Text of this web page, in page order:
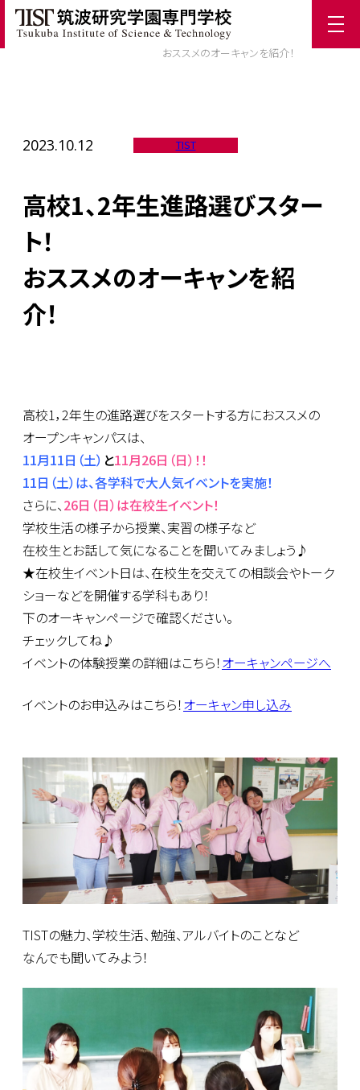
ホーム / TIST News / 高校1、2年生進路選びスタート！
おススメのオーキャンを紹介！
2023.10.12 TIST
高校1、2年生進路選びスター
ト！
おススメのオーキャンを紹
介！
高校1，2年生の進路選びをスタートする方におススメの
オープンキャンパスは、
11月11日（土） と11月26日（日）！！
11日（土）は、各学科で大人気イベントを実施！
さらに、26日（日）は在校生イベント！
学校生活の様子から授業、実習の様子など
在校生とお話して気になることを聞いてみましょう♪
★在校生イベント日は、在校生を交えての相談会やトーク
ショーなどを開催する学科もあり！
下のオーキャンページで確認ください。
チェックしてね♪
イベントの体験授業の詳細はこちら！オーキャンページへ
イベントのお申込みはこちら！オーキャン申し込み
TISTの魅力、学校生活、勉強、アルバイトのことなど
なんでも聞いてみよう！